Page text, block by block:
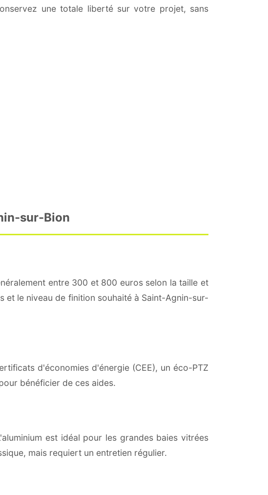
une totale liberté sur votre projet, sans
sur-Bion
entre 300 et 800 euros selon la taille et
le niveau de finition souhaité à Saint-Agnin-sur-
d'économies d'énergie (CEE), un éco-PTZ
bénéficier de ces aides.
est idéal pour les grandes baies vitrées
mais requiert un entretien régulier.